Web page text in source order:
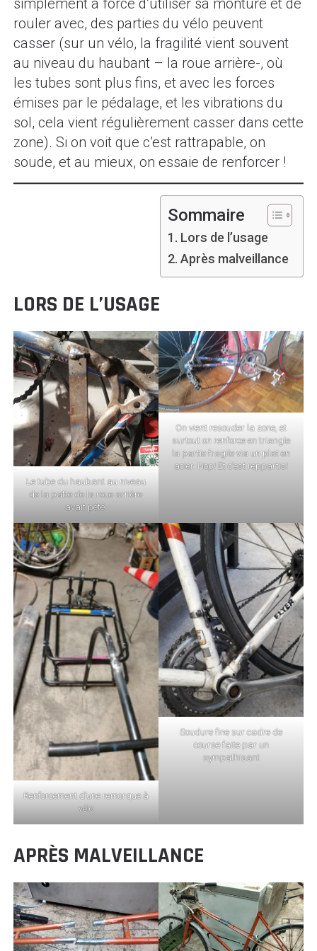
simplement à force d’utiliser sa monture et de
rouler avec, des parties du vélo peuvent
casser (sur un vélo, la fragilité vient souvent
au niveau du haubant – la roue arrière-, où
les tubes sont plus fins, et avec les forces
émises par le pédalage, et les vibrations du
sol, cela vient régulièrement casser dans cette
zone). Si on voit que c’est rattrapable, on
soude, et au mieux, on essaie de renforcer !
Sommaire
Lors de l’usage
Après malveillance
LORS DE L’USAGE
Le tube du haubant au niveau
de la patte de la roue arrière
avait pété.
On vient resouder la zone, et
surtout on renforce en triangle
la partie fragile via un plat en
acier. Hop! Et c’est reppartis!
Renforcement d’une remorque à
vélo
Soudure fine sur cadre de
course faite par un
sympathisant
APRÈS MALVEILLANCE